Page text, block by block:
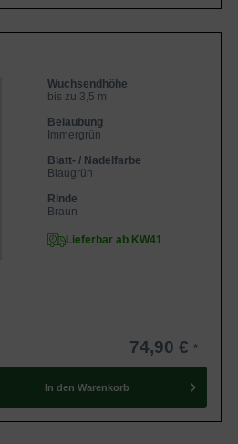
Wuchsendhöhe
bis zu 3,5 m
Belaubung
Immergrün
Blatt- / Nadelfarbe
Blaugrün
Rinde
Braun
Lieferbar ab KW41
74,90 €
In den Warenkorb